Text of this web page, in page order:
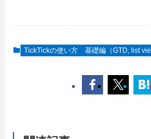
TickTickの使い方 基礎編（GTD, list